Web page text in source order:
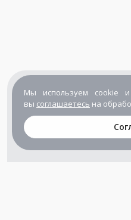
Мы используем cookie и
вы соглашаетесь на